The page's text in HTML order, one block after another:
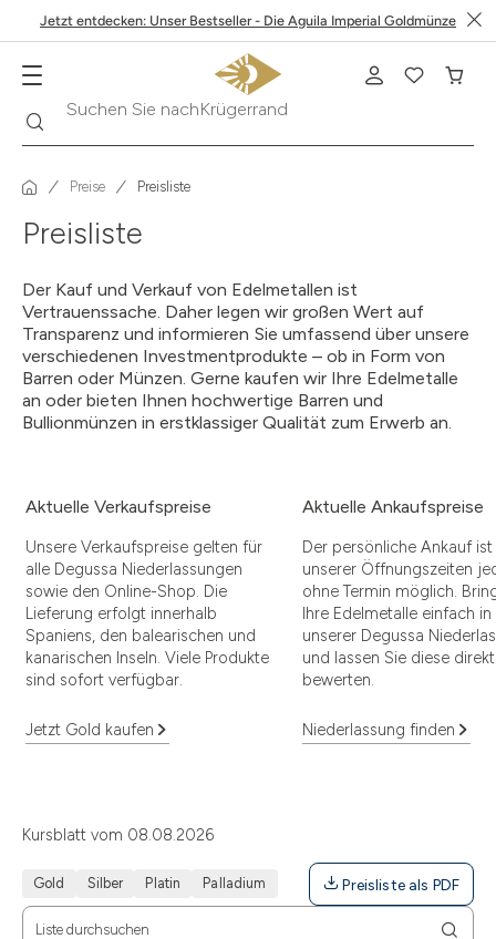
Jetzt entdecken: Unser Bestseller - Die Aguila Imperial Goldmünze
Suchen Sie nach
Krügerrand
Preise Preisliste
Preisliste
Der Kauf und Verkauf von Edelmetallen ist
Vertrauenssache. Daher legen wir großen Wert auf
Transparenz und informieren Sie umfassend über unsere
verschiedenen Investmentprodukte – ob in Form von
Barren oder Münzen. Gerne kaufen wir Ihre Edelmetalle
an oder bieten Ihnen hochwertige Barren und
Bullionmünzen in erstklassiger Qualität zum Erwerb an.
Aktuelle Verkaufspreise
Unsere Verkaufspreise gelten für
alle Degussa Niederlassungen
sowie den Online-Shop. Die
Lieferung erfolgt innerhalb
Spaniens, den balearischen und
kanarischen Inseln. Viele Produkte
sind sofort verfügbar.
Jetzt Gold kaufen
Aktuelle Ankaufspreise
Der persönliche Ankauf
unserer Öffnungszeiten
ohne Termin möglich.
Ihre Edelmetalle einfach in
unserer Degussa
und lassen Sie diese
bewerten.
Niederlassung finden
Kursblatt vom 08.08.2026
Gold Silber Platin Palladium Preisliste als PDF
Liste durchsuchen